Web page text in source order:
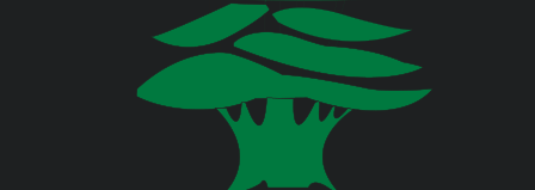
في المديرية العامة للدفاع المدني
اللبناني البيان الآتي:
Jul 22, 2026
صدر عن دائرة الإعلام والعلاقات العامة
وزارة الصناعة
وزارة العدل